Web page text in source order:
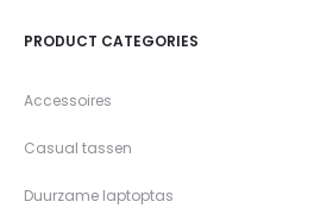
PRODUCT CATEGORIES
Accessoires
Casual tassen
Duurzame laptoptas